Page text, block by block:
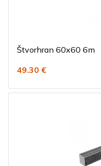
Štvorhran 60x60 6m
49.30 €